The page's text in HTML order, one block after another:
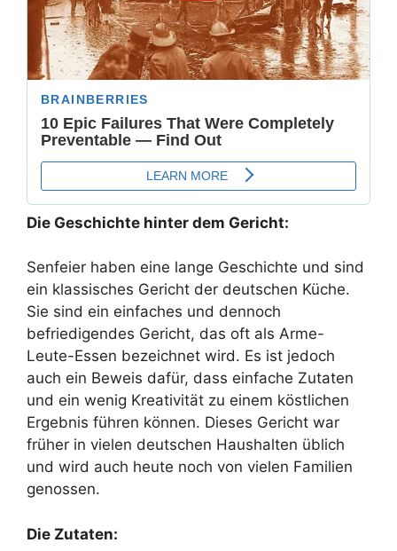
Die Geschichte hinter dem Gericht:
Senfeier haben eine lange Geschichte und sind
ein klassisches Gericht der deutschen Küche.
Sie sind ein einfaches und dennoch
befriedigendes Gericht, das oft als Arme-
Leute-Essen bezeichnet wird. Es ist jedoch
auch ein Beweis dafür, dass einfache Zutaten
und ein wenig Kreativität zu einem köstlichen
Ergebnis führen können. Dieses Gericht war
früher in vielen deutschen Haushalten üblich
und wird auch heute noch von vielen Familien
genossen.
Die Zutaten: